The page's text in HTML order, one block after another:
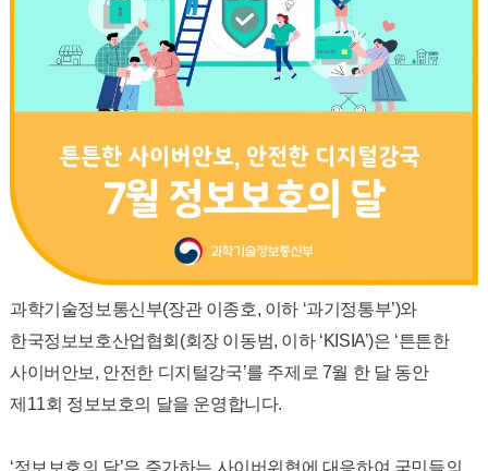
과학기술정보통신부(장관 이종호, 이하 ‘과기정통부’)와
한국정보보호산업협회(회장 이동범, 이하 ‘KISIA’)은 ‘튼튼한
사이버안보, 안전한 디지털강국’를 주제로 7월 한 달 동안
제11회 정보보호의 달을 운영합니다.
‘정보보호의 달’은 증가하는 사이버위협에 대응하여 국민들의